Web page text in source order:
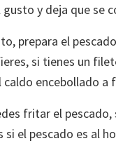
gusto y deja que se
prepara el
si tienes un
caldo encebollado a
fritar el
si el pescado es al